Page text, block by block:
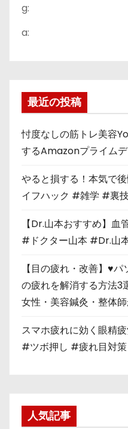
g:
a:
最近の投稿
忖度なしの筋トレ美容
するAmazonプライム
やると損する！本気で
イフハック #雑学 #裏
【Dr.山本おすすめ】
#ドクター山本 #Dr.山
【目の疲れ・改善】♥
の疲れを解消する方法
女性・美容鍼灸・整体師
スマホ疲れに効く眼精
#ツボ押し #疲れ目対策
人気記事